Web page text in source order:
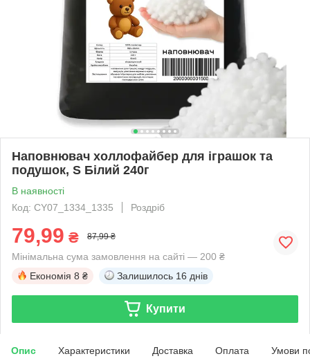
Наповнювач холлофайбер для іграшок та
подушок, S Білий 240г
В наявності
Код: CY07_1334_1335
Роздріб
79,99 ₴ 87,99 ₴
Мінімальна сума замовлення на сайті — 200 ₴
Економія 8 ₴ Залишилось 16 днів
Купити
Опис Характеристики Доставка Оплата Умови